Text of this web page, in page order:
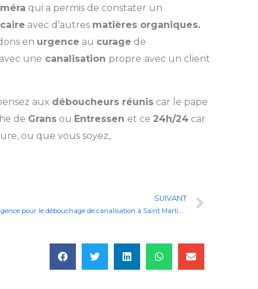
qui a permis de constater un
avec d’autres matières organiques.
en urgence au curage de
avec une canalisation propre avec un client
aux déboucheurs réuniscar le pape
de Gransou Entressen et ce 24h/24car
ou que vous soyez,
SUIVANT
Vite un déboucheur ou un plombier en urgence pour le débouchage de canalisation à Saint Martin de Crau entre Miramas et Arles